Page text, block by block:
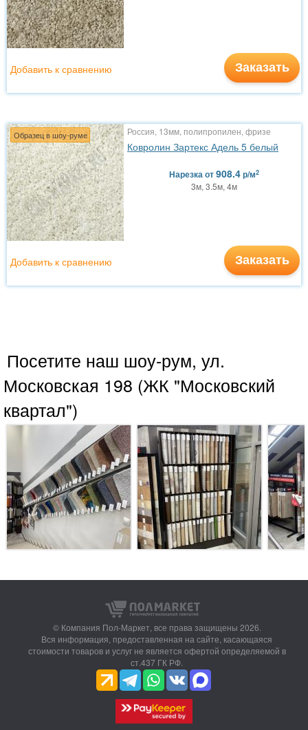
Заказать
Добавить к сравнению
Образец в шоу-руме Россия, 13мм, полипропилен, фризе
Ковролин Зартекс Адель 5 белый
Нарезкаот908.4р/м2
3м, 3.5м, 4м
Заказать
Добавить к сравнению
Посетите наш шоу-рум, ул.
Московская 198 (ЖК "Московский
квартал")
© Компания Пол-Маркет, все права защищены 2026.
Вся информация, предоставленная на сайте, касающаяся
стоимости товаров и услуг не является офертой определяемой в
ст.437 ГК РФ.